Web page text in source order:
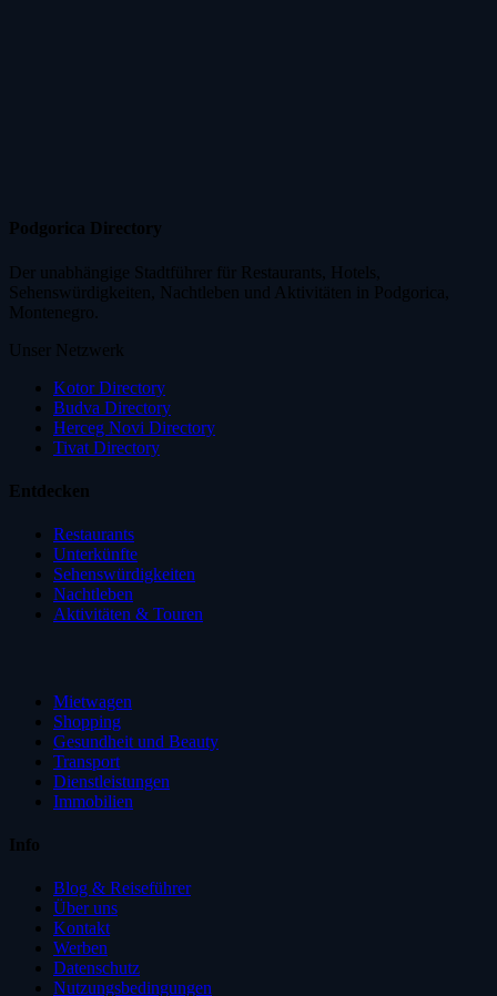
Podgorica Directory
Der unabhängige Stadtführer für Restaurants, Hotels,
Sehenswürdigkeiten, Nachtleben und Aktivitäten in Podgorica,
Montenegro.
Unser Netzwerk
Kotor Directory
Budva Directory
Herceg Novi Directory
Tivat Directory
Entdecken
Restaurants
Unterkünfte
Sehenswürdigkeiten
Nachtleben
Aktivitäten & Touren
Mietwagen
Shopping
Gesundheit und Beauty
Transport
Dienstleistungen
Immobilien
Info
Blog & Reiseführer
Über uns
Kontakt
Werben
Datenschutz
Nutzungsbedingungen